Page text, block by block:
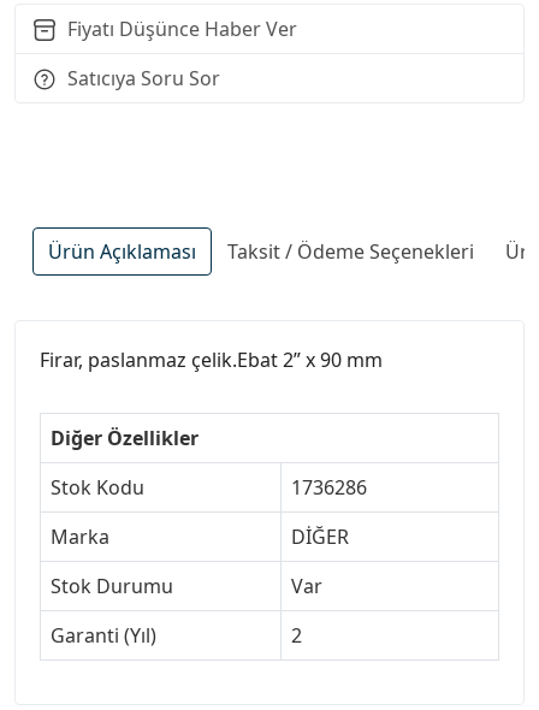
Fiyatı Düşünce Haber Ver
Satıcıya Soru Sor
Ürün Açıklaması Taksit / Ödeme Seçenekleri
Firar, paslanmaz çelik.Ebat 2” x 90 mm
Diğer Özellikler
Stok Kodu
1736286
Marka
DİĞER
Stok Durumu
Var
Garanti (Yıl)
2